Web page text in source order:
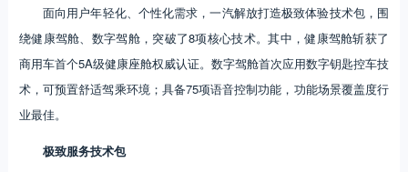
面向用户年轻化、个性化需求，一汽解放打造极致体验技术包，围
绕健康驾舱、数字驾舱，突破了8项核心技术。其中，健康驾舱斩获了
商用车首个5A级健康座舱权威认证。数字驾舱首次应用数字钥匙控车技
术，可预置舒适驾乘环境；具备75项语音控制功能，功能场景覆盖度行
业最佳。
极致服务技术包